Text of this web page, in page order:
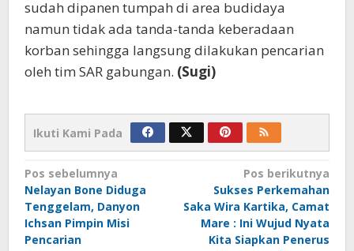
sudah dipanen tumpah di area budidaya
namun tidak ada tanda-tanda keberadaan
korban sehingga langsung dilakukan pencarian
oleh tim SAR gabungan. (Sugi)
Ikuti Kami Pada
Navigasi
pos
Pos sebelumnya
Nelayan Bone Diduga
Tenggelam, Danyon
Ichsan Pimpin Misi
Pencarian
Pos berikutnya
Sukses Perkemahan
Saka Wira Kartika, Camat
Mare : Ini Wujud Nyata
Kita Siapkan Penerus